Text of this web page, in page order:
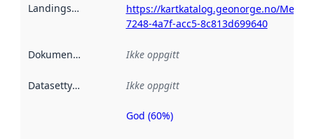
Landingsside
https://kartkatalog.geonorge.no/
7248-4a7f-acc5-8c813d699640
Dokumentasjon Ikke oppgitt
Datasettype Ikke oppgitt
Metadatakvalitet
God (60%)